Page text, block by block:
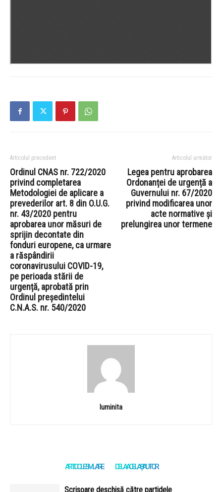
Articolul precedent
Ordinul CNAS nr. 722/2020
privind completarea
Metodologiei de aplicare a
prevederilor art. 8 din O.U.G.
nr. 43/2020 pentru
aprobarea unor măsuri de
sprijin decontate din
fonduri europene, ca urmare
a răspândirii
coronavirusului COVID-19,
pe perioada stării de
urgență, aprobată prin
Ordinul președintelui
C.N.A.S. nr. 540/2020
Articolul următor
Legea pentru aprobarea
Ordonanței de urgență a
Guvernului nr. 67/2020
privind modificarea unor
acte normative și
prelungirea unor termene
luminita
ARTICOLE SIMILARE DE LA ACELAȘI AUTOR
Scrisoare deschisă către partidele